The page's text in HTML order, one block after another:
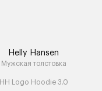
Helly Hansen
Мужская толстовка
HH Logo Hoodie 3.0